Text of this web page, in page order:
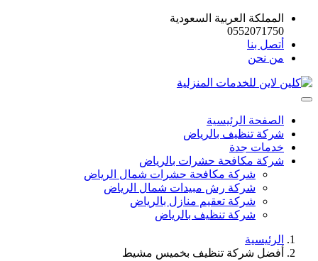
المملكة العربية السعودية
0552071750
أتصل بنا
من نحن
الصفحة الرئيسية
شركة تنظيف بالرياض
خدمات جدة
شركة مكافحة حشرات بالرياض
شركة مكافحة حشرات شمال الرياض
شركة رش مبيدات شمال الرياض
شركة تعقيم منازل بالرياض
شركة تنظيف بالرياض
الرئيسية
أفضل شركة تنظيف بخميس مشيط